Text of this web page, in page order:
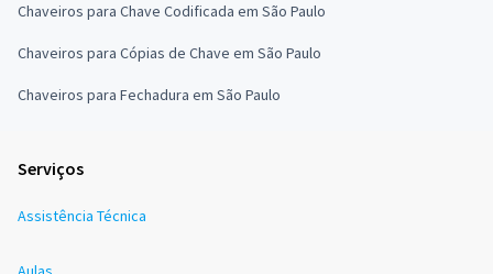
Chaveiros para Chave Codificada em São Paulo
Chaveiros para Cópias de Chave em São Paulo
Chaveiros para Fechadura em São Paulo
Serviços
Assistência Técnica